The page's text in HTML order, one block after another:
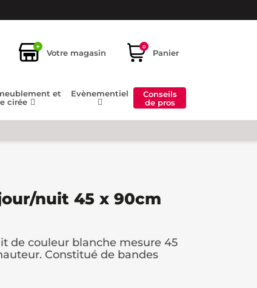
+
Votre magasin
0
Panier
et
cirée
Evènementiel
Conseils
de pros
nuit 45 x 90cm
de couleur blanche mesure 45
Constitué de bandes